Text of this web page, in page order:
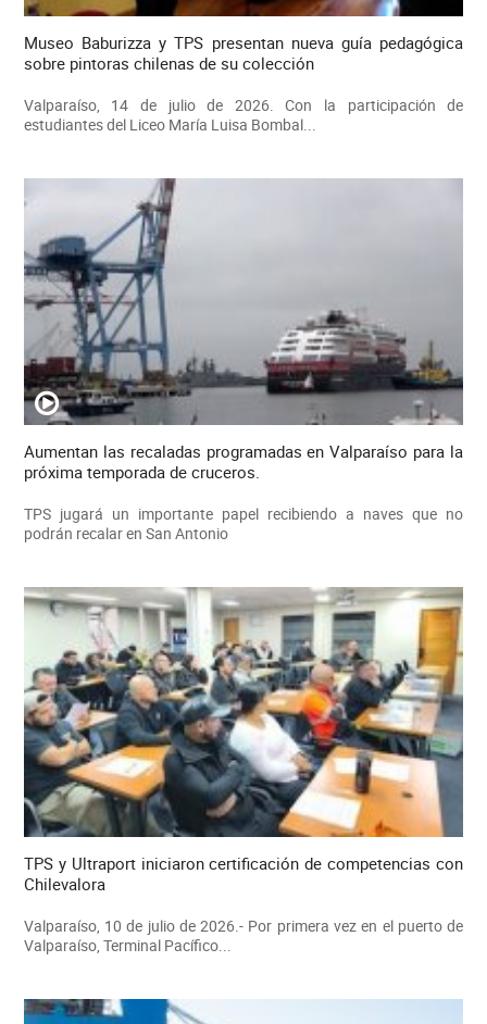
Museo Baburizza y TPS presentan nueva guía pedagógica
sobre pintoras chilenas de su colección
Valparaíso, 14 de julio de 2026. Con la participación de
estudiantes del Liceo María Luisa Bombal...
Aumentan las recaladas programadas en Valparaíso para la
próxima temporada de cruceros.
TPS jugará un importante papel recibiendo a naves que no
podrán recalar en San Antonio
TPS y Ultraport iniciaron certificación de competencias con
Chilevalora
Valparaíso, 10 de julio de 2026.- Por primera vez en el puerto de
Valparaíso, Terminal Pacífico...